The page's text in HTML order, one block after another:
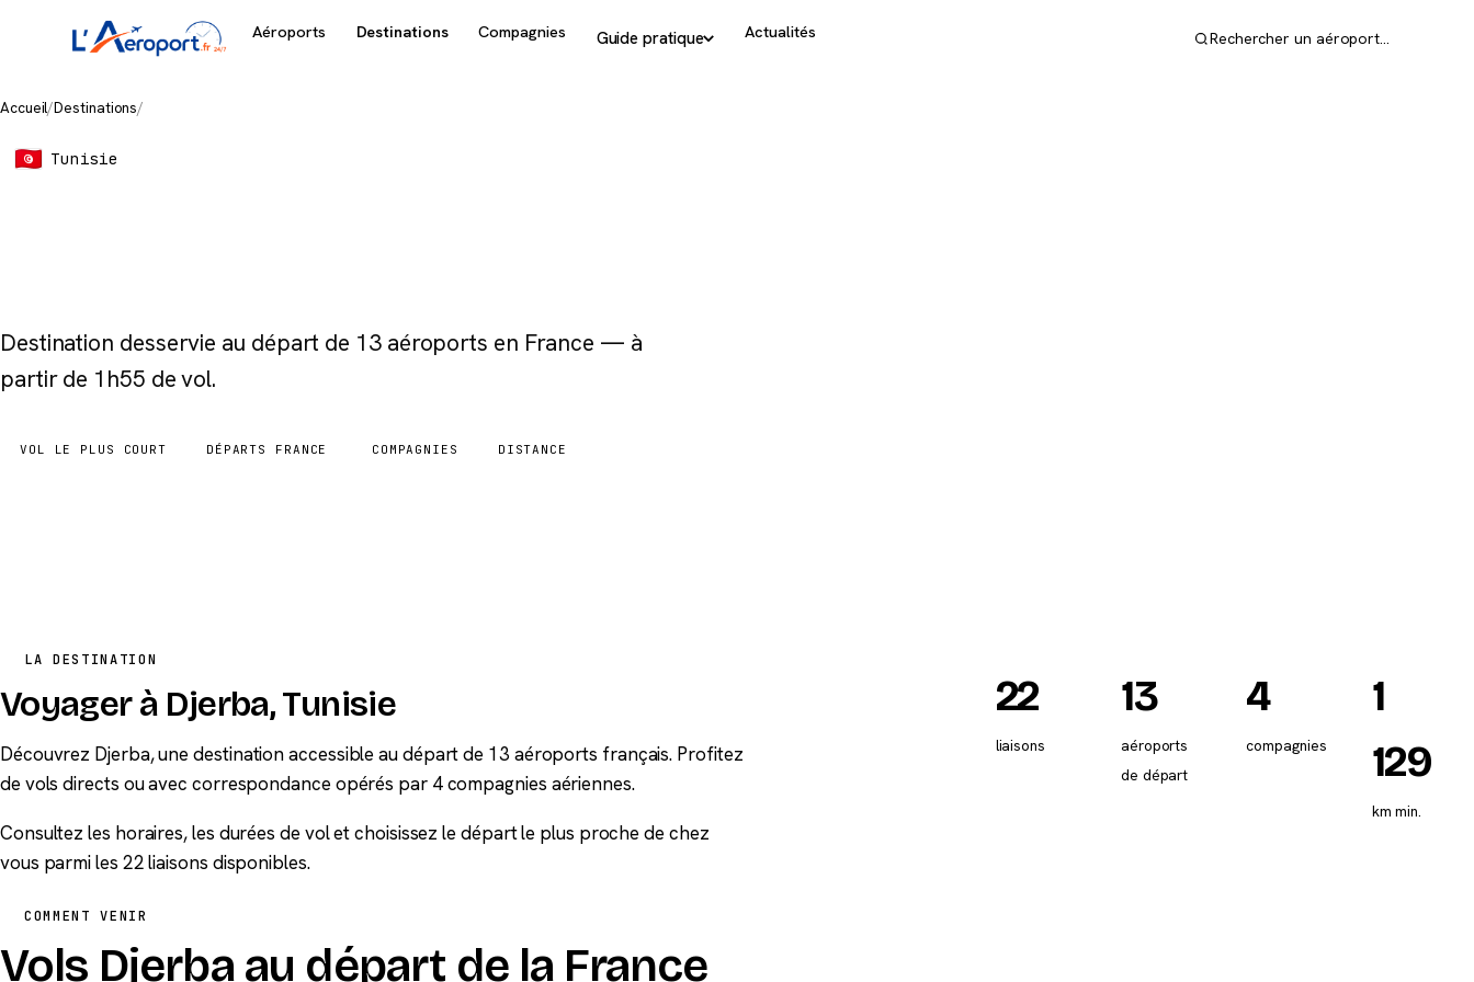
Aéroports Destinations Compagnies Guide pratique Actualités Rechercher un aéroport…
Accueil/Destinations/
Tunisie
Destination desservie au départ de 13 aéroports en France — à
partir de 1h55 de vol.
VOL LE PLUS COURT DÉPARTS FRANCE COMPAGNIES DISTANCE
LA DESTINATION
Voyager à Djerba, Tunisie
Découvrez Djerba, une destination accessible au départ de 13 aéroports français. Profitez
de vols directs ou avec correspondance opérés par 4 compagnies aériennes.
Consultez les horaires, les durées de vol et choisissez le départ le plus proche de chez
vous parmi les 22 liaisons disponibles.
22
liaisons
13
aéroports
de départ
4
compagnies
1
129
km min.
COMMENT VENIR
Vols Djerba au départ de la France